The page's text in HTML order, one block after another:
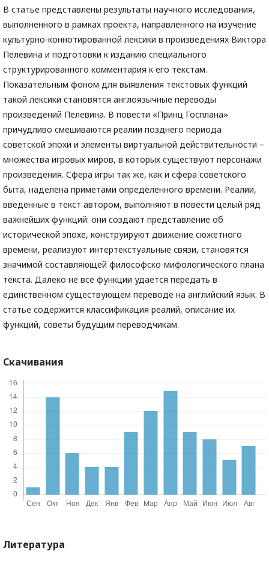
В статье представлены результаты научного исследования,
выполненного в рамках проекта, направленного на изучение
культурно-коннотированной лексики в произведениях Виктора
Пелевина и подготовки к изданию специального
структурированного комментария к его текстам.
Показательным фоном для выявления текстовых функций
такой лексики становятся англоязычные переводы
произведений Пелевина. В повести «Принц Госплана»
причудливо смешиваются реалии позднего периода
советской эпохи и элементы виртуальной действительности –
множества игровых миров, в которых существуют персонажи
произведения. Сфера игры так же, как и сфера советского
быта, наделена приметами определенного времени. Реалии,
введенные в текст автором, выполняют в повести целый ряд
важнейших функций: они создают представление об
исторической эпохе, конструируют движение сюжетного
времени, реализуют интертекстуальные связи, становятся
значимой составляющей философско-мифологического плана
текста. Далеко не все функции удается передать в
единственном существующем переводе на английский язык. В
статье содержится классификация реалий, описание их
функций, советы будущим переводчикам.
Скачивания
Литература